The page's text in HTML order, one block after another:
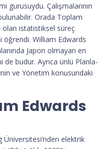
Çalışmalarının
Orada Toplam
olan istatistiksel süreç
William Edwards
Japon olmayan en
budur. Ayrıca ünlü Planla-
ve Yönetim konusundaki
Edwards
elektrik